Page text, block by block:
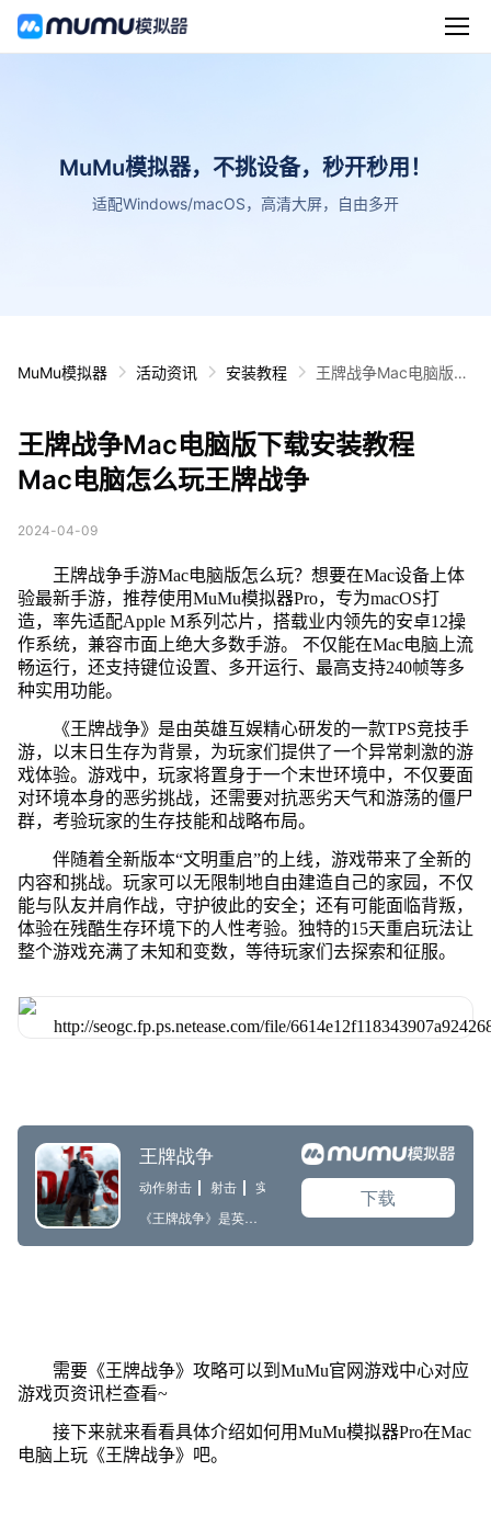
MuMu模拟器，不挑设备，秒开秒用！
适配Windows/macOS，高清大屏，自由多开
MuMu模拟器 活动资讯 安装教程
王牌战争Mac电脑版下
王牌战争Mac电脑版下载安装教程
Mac电脑怎么玩王牌战争
2024-04-09
王牌战争手游Mac电脑版怎么玩？想要在Mac设备上体
验最新手游，推荐使用MuMu模拟器Pro，专为macOS打
造，率先适配Apple M系列芯片，搭载业内领先的安卓12操
作系统，兼容市面上绝大多数手游。 不仅能在Mac电脑上流
畅运行，还支持键位设置、多开运行、最高支持240帧等多
种实用功能。
《王牌战争》是由英雄互娱精心研发的一款TPS竞技手
游，以末日生存为背景，为玩家们提供了一个异常刺激的游
戏体验。游戏中，玩家将置身于一个末世环境中，不仅要面
对环境本身的恶劣挑战，还需要对抗恶劣天气和游荡的僵尸
群，考验玩家的生存技能和战略布局。
伴随着全新版本“文明重启”的上线，游戏带来了全新的
内容和挑战。玩家可以无限制地自由建造自己的家园，不仅
能与队友并肩作战，守护彼此的安全；还有可能面临背叛，
体验在残酷生存环境下的人性考验。独特的15天重启玩法让
整个游戏充满了未知和变数，等待玩家们去探索和征服。
需要《王牌战争》攻略可以到MuMu官网游戏中心对应
游戏页资讯栏查看~
接下来就来看看具体介绍如何用MuMu模拟器Pro在Mac
电脑上玩《王牌战争》吧。